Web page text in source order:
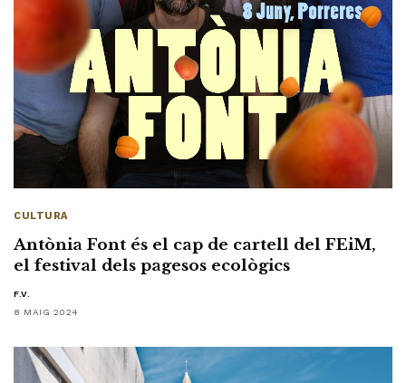
CULTURA
Antònia Font és el cap de cartell del FEiM,
el festival dels pagesos ecològics
F.V.
8 MAIG 2024